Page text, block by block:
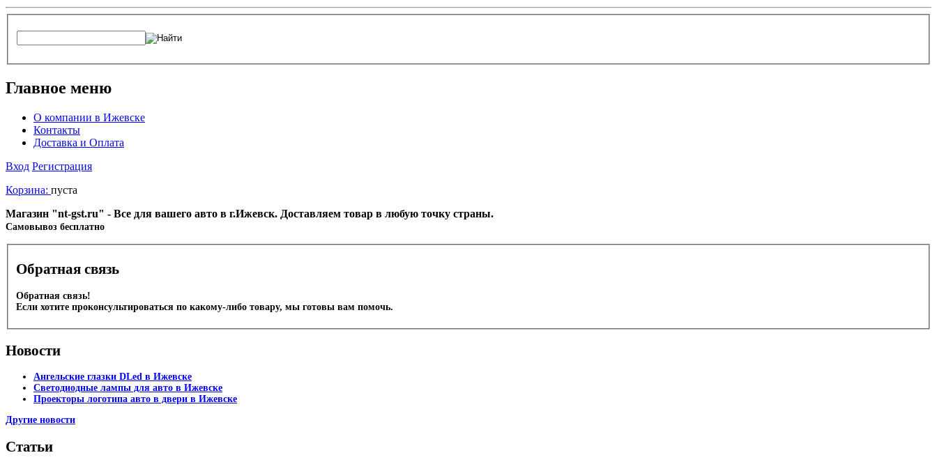
Главное меню
О компании в Ижевске
Контакты
Доставка и Оплата
Вход Регистрация
Корзина: пуста
Магазин "nt-gst.ru" - Все для вашего авто в г.Ижевск. Доставляем товар в любую точку страны.
Cамовывоз бесплатно
Обратная связь
Обратная связь!
Если хотите проконсультироваться по какому-либо товару, мы готовы вам помочь.
Новости
Ангельские глазки DLed в Ижевске
Светодиодные лампы для авто в Ижевске
Проекторы логотипа авто в двери в Ижевске
Другие новости
Статьи